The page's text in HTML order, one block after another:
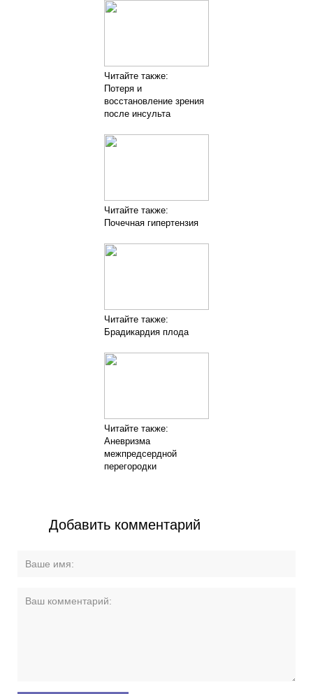
Читайте также:
Потеря и
восстановление зрения
после инсульта
Читайте также:
Почечная гипертензия
Читайте также:
Брадикардия плода
Читайте также:
Аневризма
межпредсердной
перегородки
Добавить комментарий